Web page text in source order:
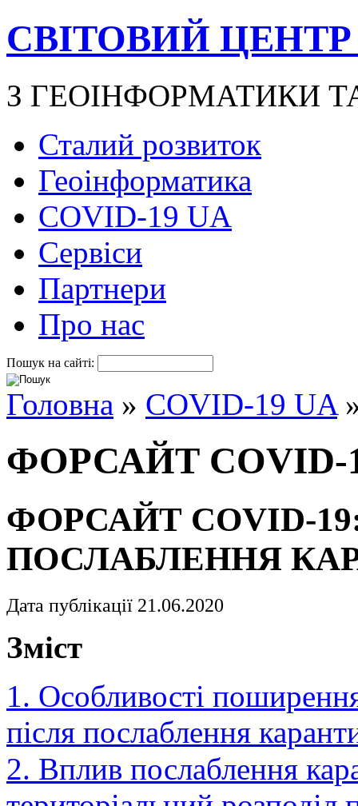
СВІТОВИЙ
З ГЕОІНФОРМАТИКИ
Сталий розвиток
Геоінформатика
COVID-19 UA
Сервіси
Партнери
Про нас
Пошук на сайті:
Головна » COVID-19 UA
ФОРСАЙТ COVID-
ФОРСАЙТ COVID-
ПОСЛАБЛЕННЯ
Дата публікації 21.06.2020
Зміст
1. Особливості
після послаблення
2. Вплив послаблення